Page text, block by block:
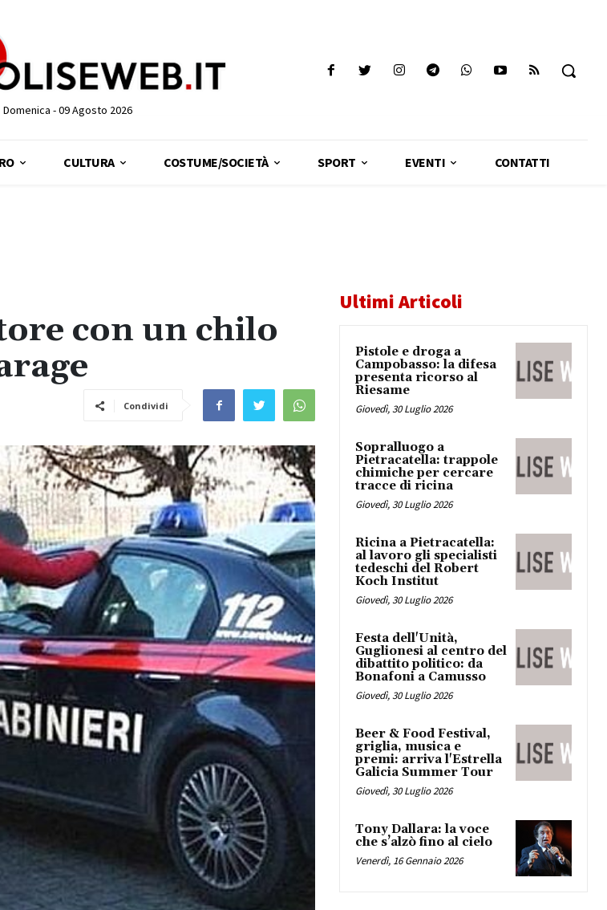
Domenica - 09 Agosto 2026
CULTURA COSTUME/SOCIETÀ SPORT EVENTI CONTATTI
con un chilo
Condividi
Ultimi Articoli
Pistole e droga a
Campobasso: la difesa
presenta ricorso al
Riesame
Giovedì, 30 Luglio 2026
Sopralluogo a
Pietracatella: trappole
chimiche per cercare
tracce di ricina
Giovedì, 30 Luglio 2026
Ricina a Pietracatella:
al lavoro gli specialisti
tedeschi del Robert
Koch Institut
Giovedì, 30 Luglio 2026
Festa dell'Unità,
Guglionesi al centro del
dibattito politico: da
Bonafoni a Camusso
Giovedì, 30 Luglio 2026
Beer & Food Festival,
griglia, musica e
premi: arriva l'Estrella
Galicia Summer Tour
Giovedì, 30 Luglio 2026
Tony Dallara: la voce
che s’alzò fino al cielo
Venerdì, 16 Gennaio 2026